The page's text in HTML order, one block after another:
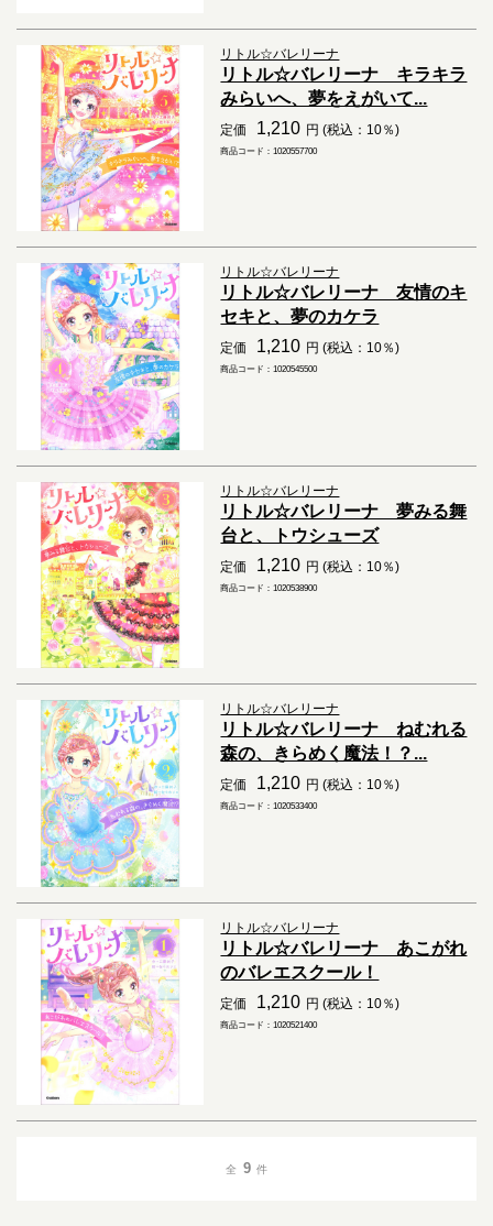
リトル☆バレリーナ
リトル☆バレリーナ キラキラ
みらいへ、夢をえがいて...
定価 1,210 円 (税込：10％)
商品コード：1020557700
リトル☆バレリーナ
リトル☆バレリーナ 友情のキ
セキと、夢のカケラ
定価 1,210 円 (税込：10％)
商品コード：1020545500
リトル☆バレリーナ
リトル☆バレリーナ 夢みる舞
台と、トウシューズ
定価 1,210 円 (税込：10％)
商品コード：1020538900
リトル☆バレリーナ
リトル☆バレリーナ ねむれる
森の、きらめく魔法！？...
定価 1,210 円 (税込：10％)
商品コード：1020533400
リトル☆バレリーナ
リトル☆バレリーナ あこがれ
のバレエスクール！
定価 1,210 円 (税込：10％)
商品コード：1020521400
全 9 件